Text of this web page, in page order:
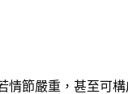
情節嚴重，甚至可構